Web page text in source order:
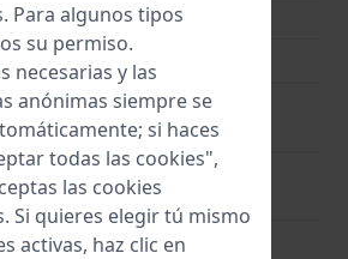
Hebilla
Plateado
a las
80 mm
a las
120 mm
Pasadores de resorte
. Para algunos tipos
su permiso.
necesarias y las
anónimas siempre se
si haces
todas las cookies",
las cookies
Si quieres elegir tú mismo
activas, haz clic en